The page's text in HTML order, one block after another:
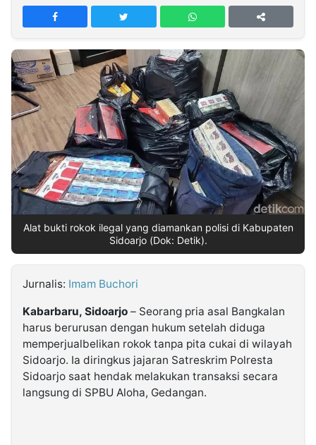
PT
TREETAN
INDONESIA
Partner
Insight
NTB
Suara
Time
Lens
IDN
Daily
Jogja
Jalan
Rakyat
Idealita
News
Kita
Notice
Dinamikapost.com
Radar
Baru
Seedbacklink
Follow
Kabarbaru
Kabarbaru.co
Alat bukti rokok ilegal yang diamankan polisi di Kabupaten
Sidoarjo (Dok: Detik).
Jurnalis: Imam Buchori
Kabarbaru, Sidoarjo – Seorang pria asal Bangkalan
harus berurusan dengan hukum setelah diduga
memperjualbelikan rokok tanpa pita cukai di wilayah
Sidoarjo. Ia diringkus jajaran Satreskrim Polresta
Sidoarjo saat hendak melakukan transaksi secara
langsung di SPBU Aloha, Gedangan.